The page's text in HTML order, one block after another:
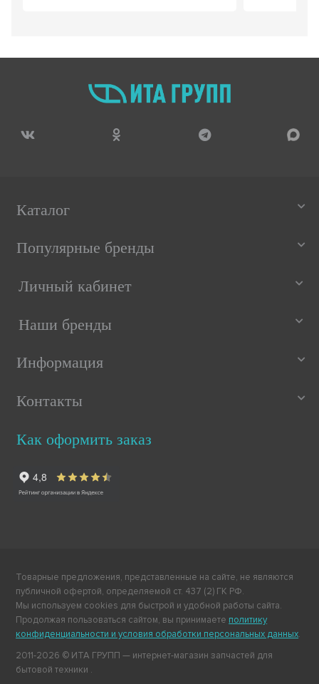
1 540 РУБ
1 145 РУБ
1 860 РУБ
Каталог
Популярные бренды
Личный кабинет
Наши бренды
Информация
Контакты
Как оформить заказ
Товарные предложения, представленные на сайте, не являются
публичной офертой, определяемой ст. 437 (2) ГК РФ.
Мы используем cookies для быстрой и удобной работы сайта.
Продолжая пользоваться сайтом, вы принимаете политику
конфиденциальности и условия обработки персональных данных.
2011-2026 © ИТА ГРУПП — интернет-магазин запчастей для
бытовой техники .